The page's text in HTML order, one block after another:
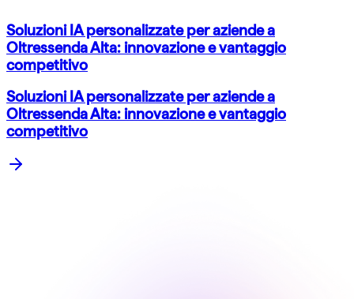
Soluzioni IA personalizzate per aziende a
Oltressenda Alta: innovazione e vantaggio
competitivo
Soluzioni IA personalizzate per aziende a
Oltressenda Alta: innovazione e vantaggio
competitivo